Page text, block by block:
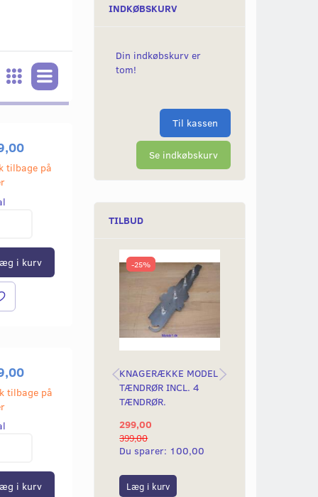
tilbage på
i kurv
tilbage på
i kurv
INDKØBSKURV
Din indkøbskurv er
tom!
Til kassen
Se indkøbskurv
TILBUD
-25%
KNAGERÆKKE MODEL
TÆNDRØR INCL. 4
TÆNDRØR.
299,00
399,00
Du sparer: 100,00
Læg i kurv